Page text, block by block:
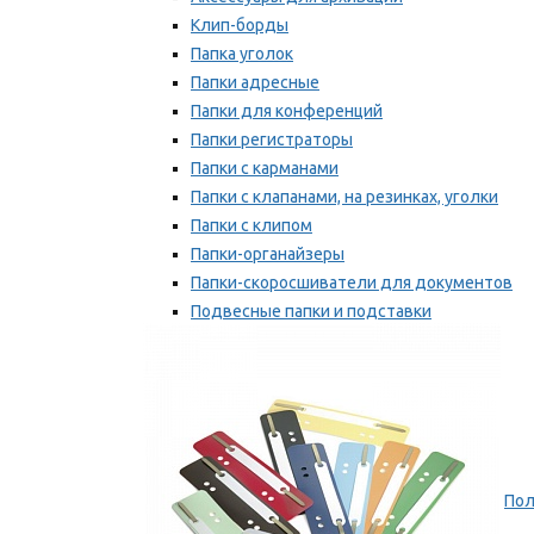
Клип-борды
Папка уголок
Папки адресные
Папки для конференций
Папки регистраторы
Папки с карманами
Папки с клапанами, на резинках, уголки
Папки с клипом
Папки-органайзеры
Папки-скоросшиватели для документов
Подвесные папки и подставки